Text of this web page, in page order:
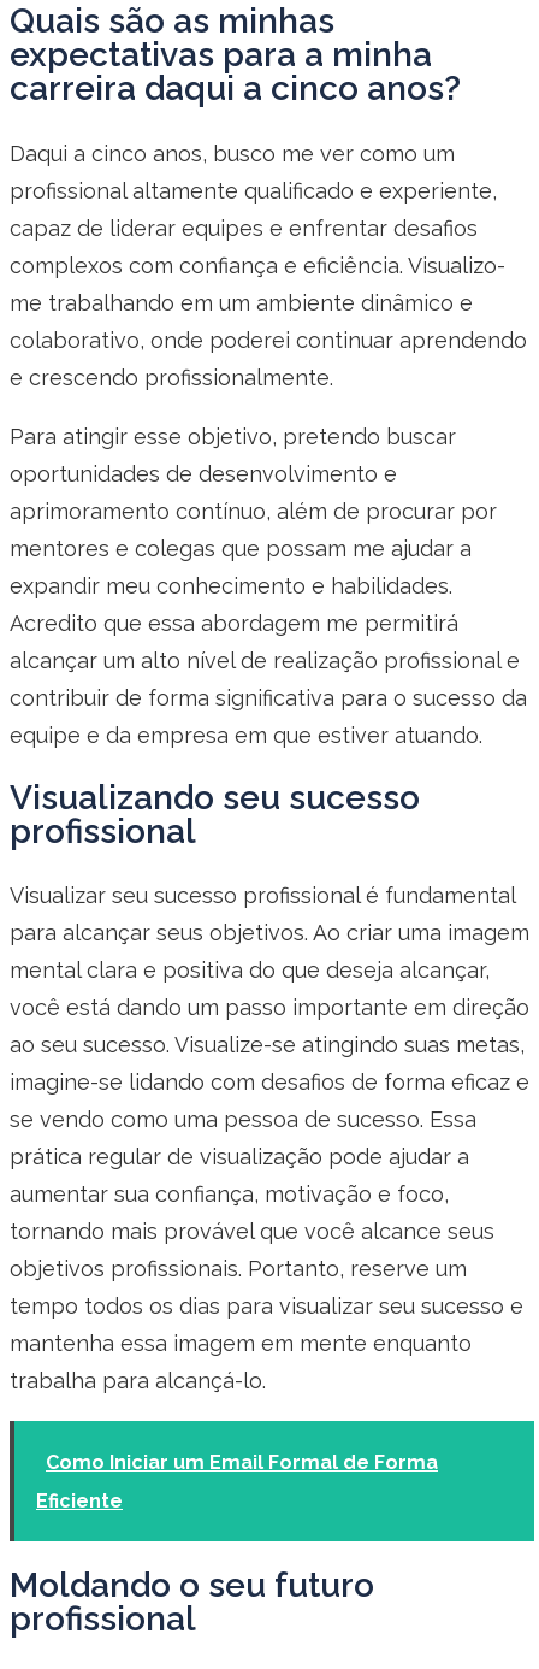
Quais são as minhas
expectativas para a minha
carreira daqui a cinco anos?
Daqui a cinco anos, busco me ver como um
profissional altamente qualificado e experiente,
capaz de liderar equipes e enfrentar desafios
complexos com confiança e eficiência. Visualizo-
me trabalhando em um ambiente dinâmico e
colaborativo, onde poderei continuar aprendendo
e crescendo profissionalmente.
Para atingir esse objetivo, pretendo buscar
oportunidades de desenvolvimento e
aprimoramento contínuo, além de procurar por
mentores e colegas que possam me ajudar a
expandir meu conhecimento e habilidades.
Acredito que essa abordagem me permitirá
alcançar um alto nível de realização profissional e
contribuir de forma significativa para o sucesso da
equipe e da empresa em que estiver atuando.
Visualizando seu sucesso
profissional
Visualizar seu sucesso profissional é fundamental
para alcançar seus objetivos. Ao criar uma imagem
mental clara e positiva do que deseja alcançar,
você está dando um passo importante em direção
ao seu sucesso. Visualize-se atingindo suas metas,
imagine-se lidando com desafios de forma eficaz e
se vendo como uma pessoa de sucesso. Essa
prática regular de visualização pode ajudar a
aumentar sua confiança, motivação e foco,
tornando mais provável que você alcance seus
objetivos profissionais. Portanto, reserve um
tempo todos os dias para visualizar seu sucesso e
mantenha essa imagem em mente enquanto
trabalha para alcançá-lo.
Como Iniciar um Email Formal de Forma
Eficiente
Moldando o seu futuro
profissional